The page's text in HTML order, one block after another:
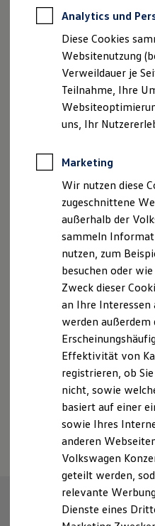
Autokredit
Versicherungen
Kfz-
Garantien
Wartungsverträge
Geschäftskunden
Professional
Großkunden
Behörden
Anpfiff zum Gewinn
Elektroautos
ID. Tutorials
Reichweite
Reichweite
Reichweite
Laden
Laden
Laden
Batterie
Sicherheit
Garantie und
Nachhaltigkeit
Technologie
Kosten und Kauf
Kaufoptionen
E-Auto-
Software und
Die ID.
ID. Software
Digitale
Schnittstellen
Probefahrt
Fahrzeugangebot
Serviceanfrage
Analytics und
Diese Cookies
Websitenutzung
Verweildauer je
Teilnahme, Ihre
uns, Ihr
Marketing
Wir nutzen diese
zugeschnittene
außerhalb der
sammeln
nutzen, zum
besuchen oder
Zweck dieser
an Ihre Interessen
werden außerdem
Effektivität von
registrieren, ob
nicht, sowie
basiert auf einer
sowie Ihres
anderen
Volkswagen
geteilt werden,
relevante
Dienste eines